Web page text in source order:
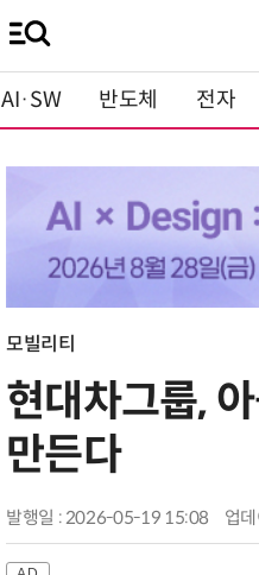
AI·SW 반도체 전자
모빌리티
현대차그룹,
만든다
발행일 : 2026-05-19 15:08 업